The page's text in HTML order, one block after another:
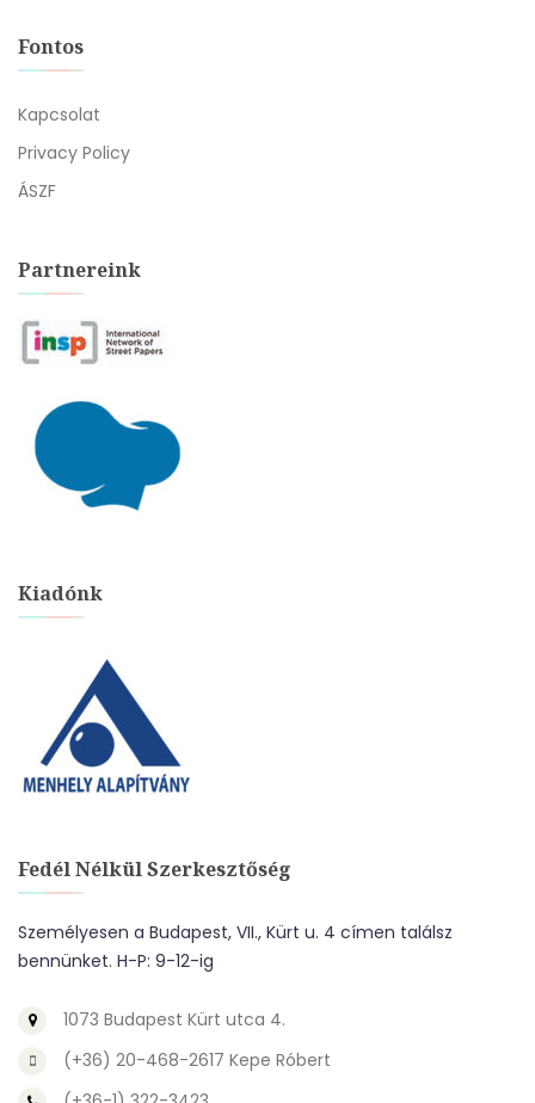
Fontos
Kapcsolat
Privacy Policy
ÁSZF
Partnereink
Kiadónk
Fedél Nélkül Szerkesztőség
Személyesen a Budapest, VII., Kürt u. 4 címen találsz
bennünket. H-P: 9-12-ig
1073 Budapest Kürt utca 4.
(+36) 20-468-2617 Kepe Róbert